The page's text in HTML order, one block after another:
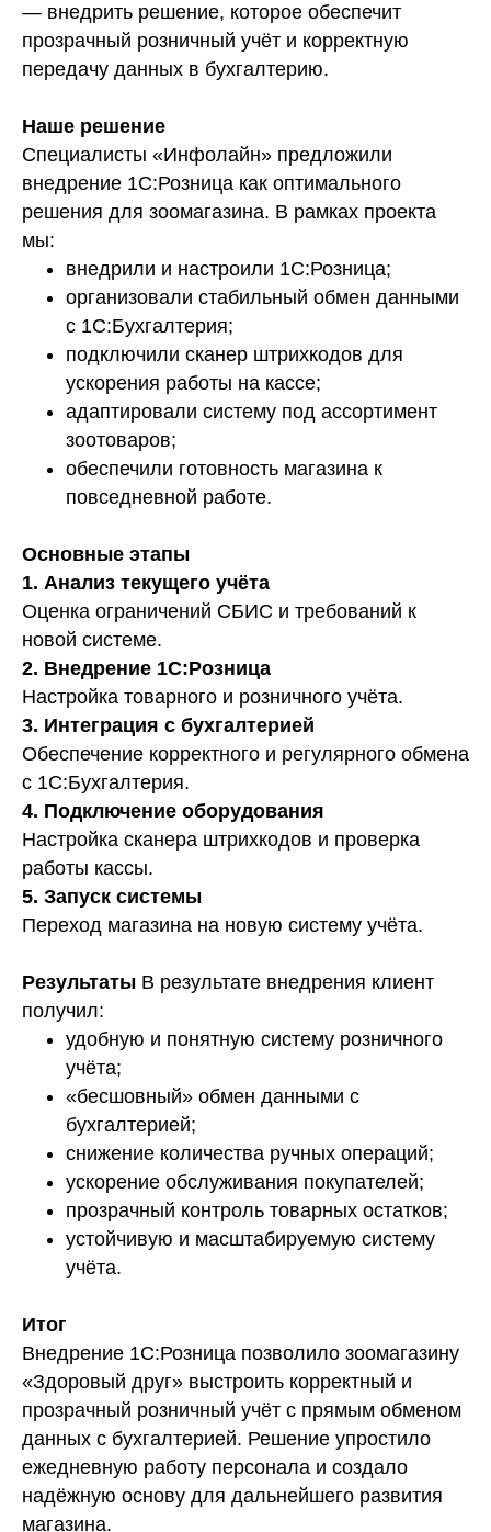
— внедрить решение, которое обеспечит
прозрачный розничный учёт и корректную
передачу данных в бухгалтерию.
Наше решение
Специалисты «Инфолайн» предложили
внедрение 1С:Розница как оптимального
решения для зоомагазина. В рамках проекта
мы:
внедрили и настроили 1С:Розница;
организовали стабильный обмен данными
с 1С:Бухгалтерия;
подключили сканер штрихкодов для
ускорения работы на кассе;
адаптировали систему под ассортимент
зоотоваров;
обеспечили готовность магазина к
повседневной работе.
Основные этапы
1. Анализ текущего учёта
Оценка ограничений СБИС и требований к
новой системе.
2. Внедрение 1С:Розница
Настройка товарного и розничного учёта.
3. Интеграция с бухгалтерией
Обеспечение корректного и регулярного обмена
с 1С:Бухгалтерия.
4. Подключение оборудования
Настройка сканера штрихкодов и проверка
работы кассы.
5. Запуск системы
Переход магазина на новую систему учёта.
Результаты В результате внедрения клиент
получил:
удобную и понятную систему розничного
учёта;
«бесшовный» обмен данными с
бухгалтерией;
снижение количества ручных операций;
ускорение обслуживания покупателей;
прозрачный контроль товарных остатков;
устойчивую и масштабируемую систему
учёта.
Итог
Внедрение 1С:Розница позволило зоомагазину
«Здоровый друг» выстроить корректный и
прозрачный розничный учёт с прямым обменом
данных с бухгалтерией. Решение упростило
ежедневную работу персонала и создало
надёжную основу для дальнейшего развития
магазина.